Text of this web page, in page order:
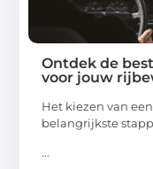
Ontdek de
voor jouw
Het kiezen van
belangrijkste
...